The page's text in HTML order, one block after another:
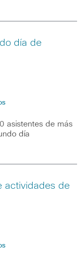
día de
asistentes de más
día
actividades de